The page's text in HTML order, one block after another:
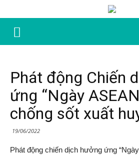
Phát động Chiến
ứng “Ngày
chống sốt xuất
19/06/2022
Phát động chiến dịch hưởng ứng